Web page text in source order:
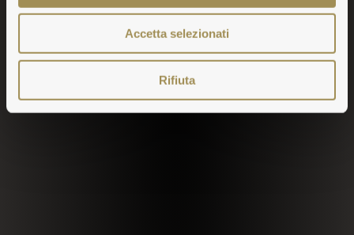
Accetta selezionati
Rifiuta